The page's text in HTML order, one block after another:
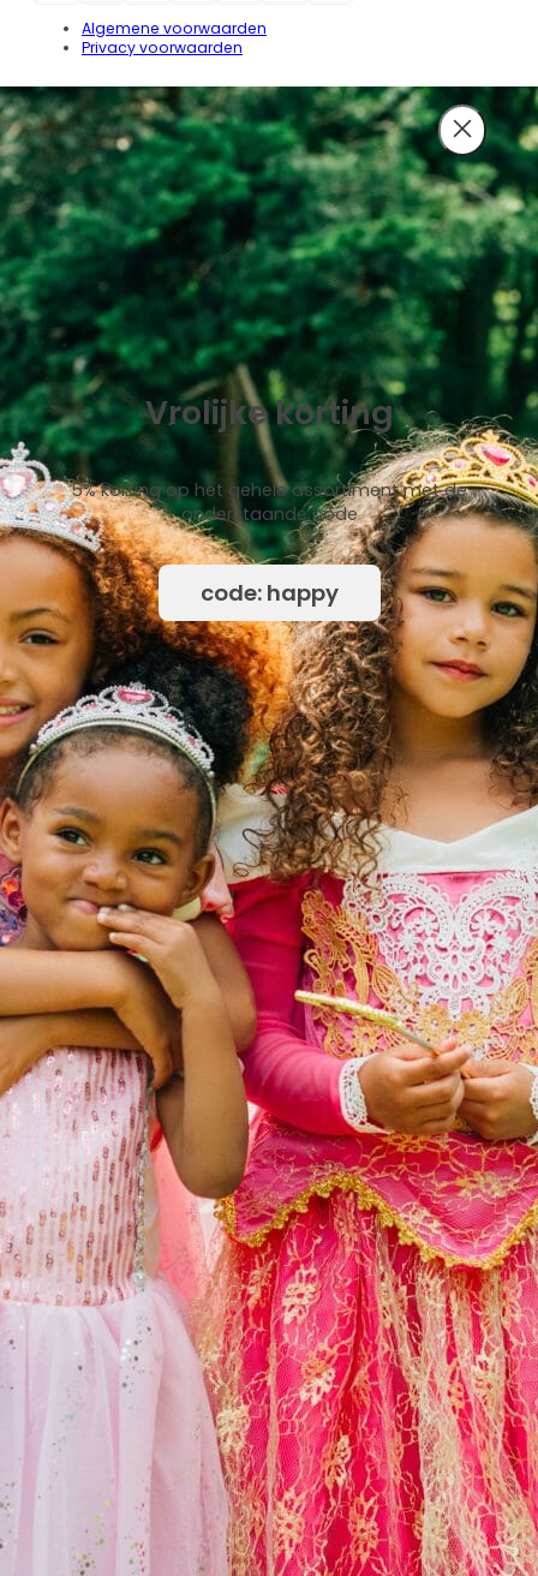
Algemene voorwaarden
Privacy voorwaarden
Vrolijke korting
5% korting op het gehele assortiment met de
onderstaande code
code: happy